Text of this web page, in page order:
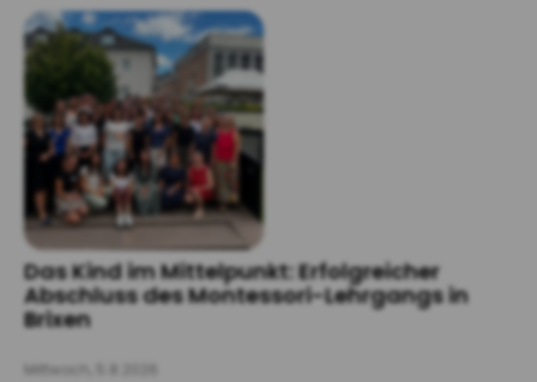
Das Kind im Mittelpunkt: Erfolgreicher
Abschluss des Montessori-Lehrgangs in
Brixen
Mittwoch, 5.8.2026